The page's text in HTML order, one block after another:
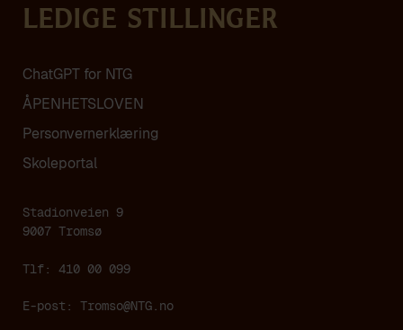
Ledige stillinger
ChatGPT for NTG
ÅPENHETSLOVEN
Personvern­erklæring
Skoleportal
Stadionveien 9
9007 Tromsø
Tlf: 410 00 099
E-post: Tromso@NTG.no